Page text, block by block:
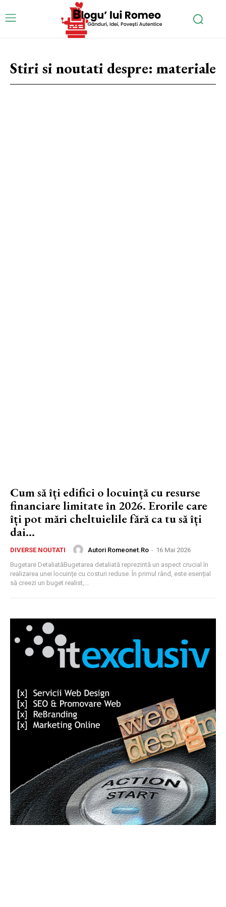
Stiri si noutati despre: materiale
Cum să îți edifici o locuință cu resurse
financiare limitate în 2026. Erorile care
îți pot mări cheltuielile fără ca tu să îți
dai...
DIVERSE NOUTATI Autori Romeonet.ro - 16 Mai 2026
Bugetare DetaliatăBugetarea detaliată reprezintă un aspect crucial în
realizarea unei locuințe cu costuri reduse. În primul rând, este esențial
să creezi un buget realist,...